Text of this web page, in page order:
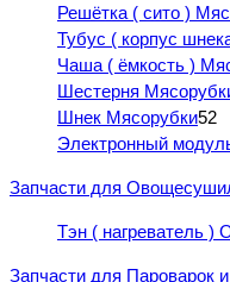
Решётка ( сито )
Тубус ( корпус
Чаша ( ёмкость )
Шестерня
Шнек Мясорубки52
Электронный
Запчасти для
Тэн ( нагреватель )
Запчасти для Пароварок